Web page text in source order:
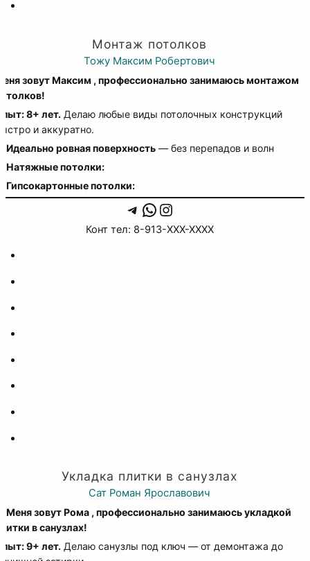
Монтаж потолков
Тожу Максим Робертович
зовут Максим , профессионально занимаюсь монтажом
8+ лет. Делаю любые виды потолочных конструкций
и аккуратно.
Идеально ровная поверхность — без перепадов и волн
Натяжные потолки:
Гипсокартонные потолки:
Telegram WhatsApp Instagram
Конт тел: 8-913-XXX-XXXX
Укладка плитки в санузлах
Сат Роман Ярославович
Меня зовут Рома , профессионально занимаюсь укладкой
в санузлах!
9+ лет. Делаю санузлы под ключ — от демонтажа до